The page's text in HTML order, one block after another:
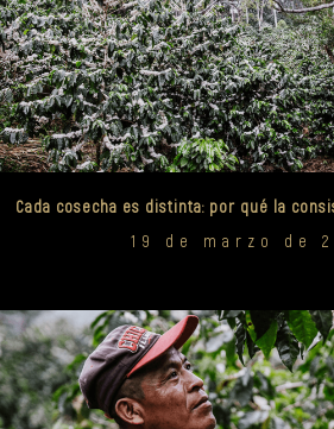
Cada cosecha es distinta: por qué la
19 de marzo de